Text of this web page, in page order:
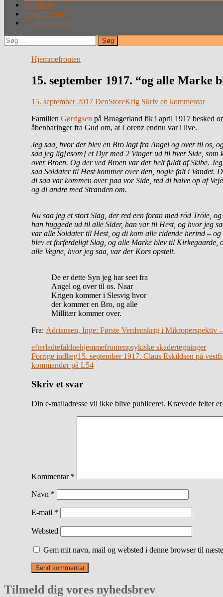
Leksikon
Lokalhistorie
Introduction
Søg
efter:
Hjemmefronten
15. september 1917. “og alle Marke
15. september 2017 DenStoreKrig Skriv en kommentar
Familien Gørrigsen på Broagerland fik i april 1917 besked
åbenbaringer fra Gud om, at Lorenz endnu var i live.
Jeg saa, hvor der blev en Bro lagt fra Angel og over til os,
saa jeg lig[esom] et Dyr med 2 Vinger ud til hver Side, som
over Broen. Og der ved Broen var der helt fuldt af Skibe. Jeg
saa Soldater til Hest kommer over den, nogle falt i Vandet.
di saa var kommen over paa vor Side, red di halve op af
og di andre med Stranden om.
Nu saa jeg et stort Slag, der red een foran med röd Tröie, og
han huggede ud til alle Sider, han var til Hest, og hvor jeg
var alle Soldater til Hest, og di kom alle ridende herind – og
blev et forferdeligt Slag, og alle Marke blev til Kirkegaarde,
alle Vegne, hvor jeg saa, var der Kors opstelt.
De er dette Syn jeg har seet fra
Angel og over til os. Naar
Krigen kommer i Slesvig hvor
der kommer en Bro, og alle
Millitær kommer over.
Fra: Adriansen, Inge: Første Verdenskrig i Mikroperspektiv
efterladtefaldnehjemmefrontenpsykiske skadertegninger
Indlægsnavigation
Forrige indlæg15. september 1917. Claus Eskildsen på
kommandør på L54
Skriv et svar
Din e-mailadresse vil ikke blive publiceret. Krævede felter er
Kommentar *
Navn *
E-mail *
Websted
Gem mit navn, mail og websted i denne browser til
Tilmeld dig vores nyhedsbrev